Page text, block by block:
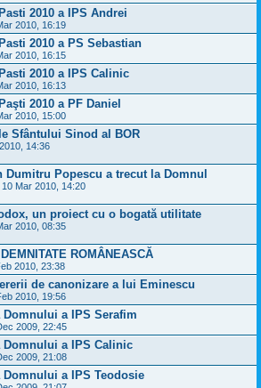
2010 a IPS Andrei
2010, 16:19
2010 a PS Sebastian
2010, 16:15
2010 a IPS Calinic
2010, 16:13
2010 a PF Daniel
2010, 15:00
Sfântului Sinod al BOR
14:36
Dumitru Popescu a trecut la Domnul
10 Mar 2010, 14:20
un proiect cu o bogată utilitate
2010, 08:35
ROMÂNEASCĂ
2010, 23:38
de canonizare a lui Eminescu
2010, 19:56
Domnului a IPS Serafim
2009, 22:45
Domnului a IPS Calinic
2009, 21:08
Domnului a IPS Teodosie